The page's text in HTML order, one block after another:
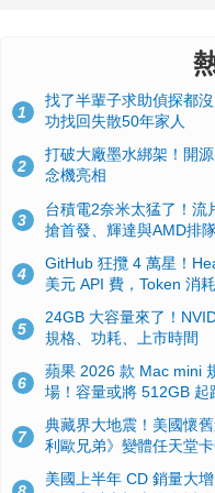
1
找了半輩子求助偵探都
功找回失散50年家人
2
打破大廠墨水綁架！開
念機亮相
3
台積電2奈米太猛了！流
搶首發、輝達與AMD排
4
GitHub 狂攬 4 萬星！
美元 API 費，Token 消
5
24GB 大容量來了！
規格、功耗、上市時間
6
蘋果 2026 款 Mac mini
場！容量或將 512GB 起
7
典藏界大地震！美國懷
利歐兄弟》變體任天堂
美國上半年 CD 銷量大